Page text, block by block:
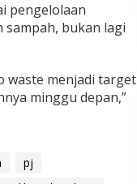
pengelolaan
sampah, bukan lagi
waste menjadi target
minggu depan,”
pj